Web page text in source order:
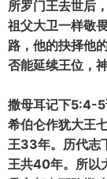
所罗门王去世后
祖父大卫一样敬
路，他的抉择他
否能延续王位，
撒母耳记下5:4-
希伯仑作犹大王
王33年。历代志
王共40年。所以